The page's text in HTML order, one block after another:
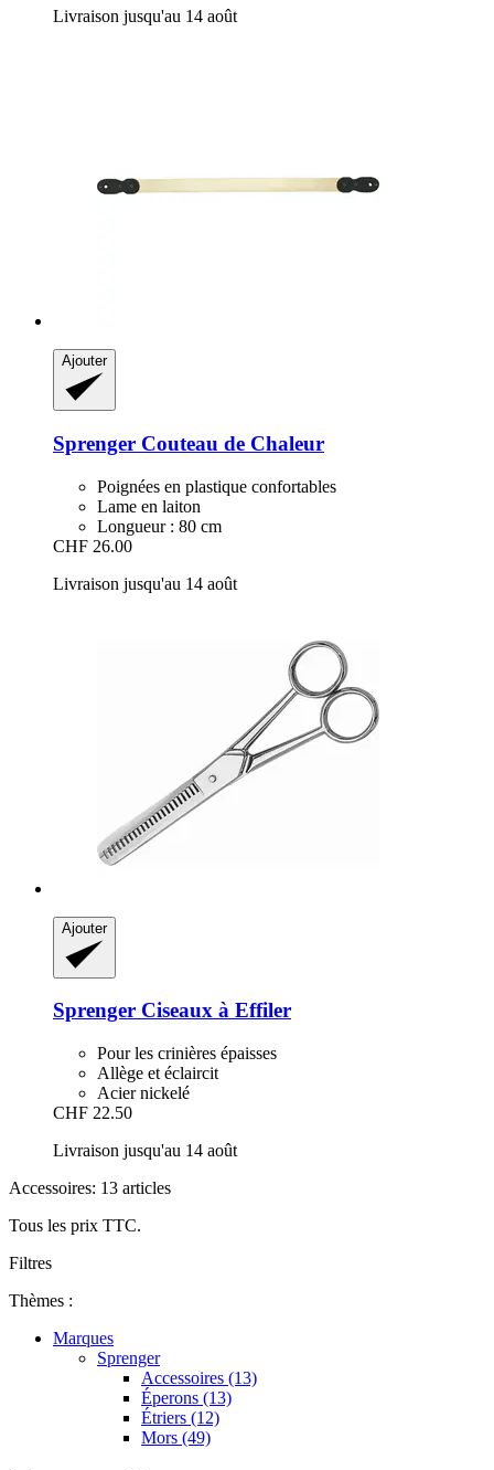
Livraison jusqu'au 14 août
Ajouter
Sprenger Couteau de Chaleur
Poignées en plastique confortables
Lame en laiton
Longueur : 80 cm
CHF 26.00
Livraison jusqu'au 14 août
Ajouter
Sprenger Ciseaux à Effiler
Pour les crinières épaisses
Allège et éclaircit
Acier nickelé
CHF 22.50
Livraison jusqu'au 14 août
Accessoires: 13 articles
Tous les prix TTC.
Filtres
Thèmes :
Marques
Sprenger
Accessoires (13)
Éperons (13)
Étriers (12)
Mors (49)